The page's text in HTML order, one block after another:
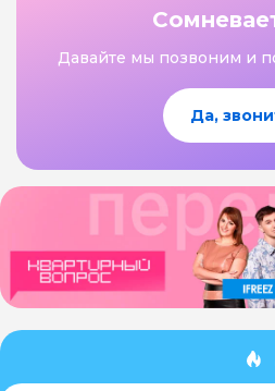
Давайте мы позвоним и
Да,